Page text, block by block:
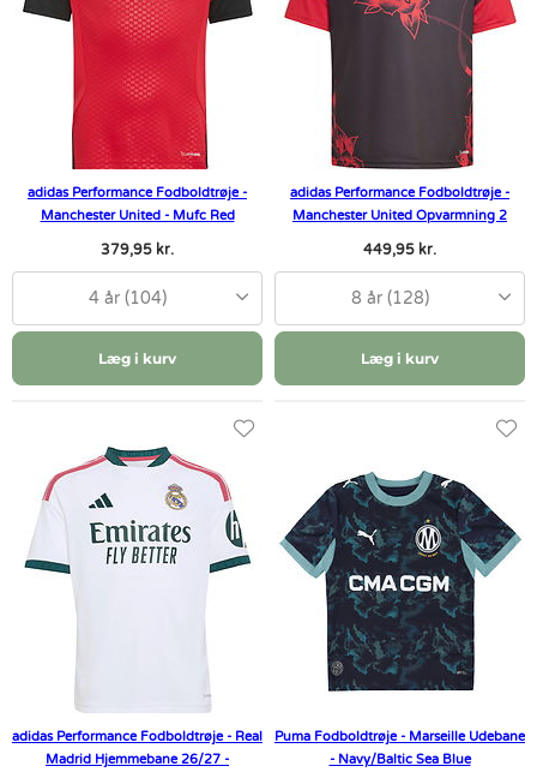
adidas Performance Fodboldtrøje -
Manchester United - Mufc Red
379,95 kr.
4 år (104)
Læg i kurv
adidas Performance Fodboldtrøje -
Manchester United Opvarmning 2
449,95 kr.
8 år (128)
Læg i kurv
adidas Performance Fodboldtrøje - Real
Madrid Hjemmebane 26/27 -
Puma Fodboldtrøje - Marseille Udebane
- Navy/Baltic Sea Blue